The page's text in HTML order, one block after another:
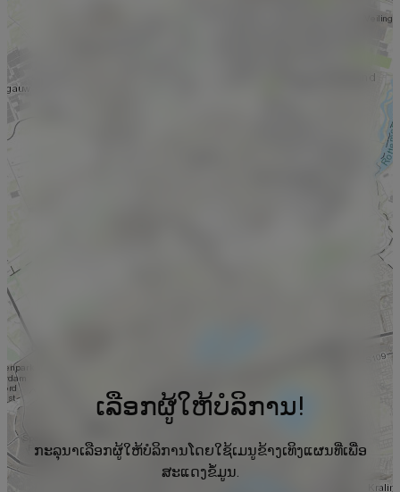
ເລືອກຜູ້ໃຫ້ບໍລິການ!
ກະລຸນາເລືອກຜູ້ໃຫ້ບໍລິການໂດຍໃຊ້ເມນູຂ້າງເທິງແຜນທີ່ເພື່ອ
ສະແດງຂໍ້ມູນ.